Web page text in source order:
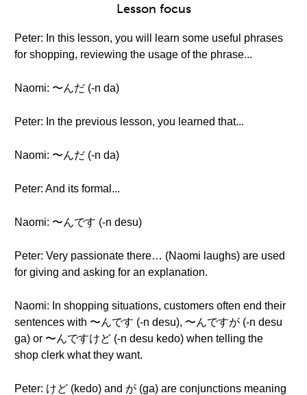
Lesson focus
Peter: In this lesson, you will learn some useful phrases
for shopping, reviewing the usage of the phrase...
Naomi: 〜んだ (-n da)
Peter: In the previous lesson, you learned that...
Naomi: 〜んだ (-n da)
Peter: And its formal...
Naomi: 〜んです (-n desu)
Peter: Very passionate there… (Naomi laughs) are used
for giving and asking for an explanation.
Naomi: In shopping situations, customers often end their
sentences with 〜んです (-n desu), 〜んですが (-n desu
ga) or 〜んですけど (-n desu kedo) when telling the
shop clerk what they want.
Peter: けど (kedo) and が (ga) are conjunctions meaning